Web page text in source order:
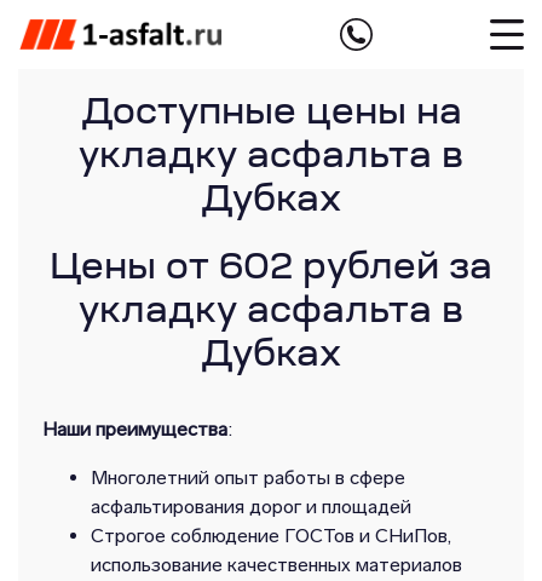
Доступные цены на
укладку асфальта в
Дубках
Цены от 602 рублей за
укладку асфальта в
Дубках
Наши преимущества:
Многолетний опыт работы в сфере
асфальтирования дорог и площадей
Строгое соблюдение ГОСТов и СНиПов,
использование качественных материалов